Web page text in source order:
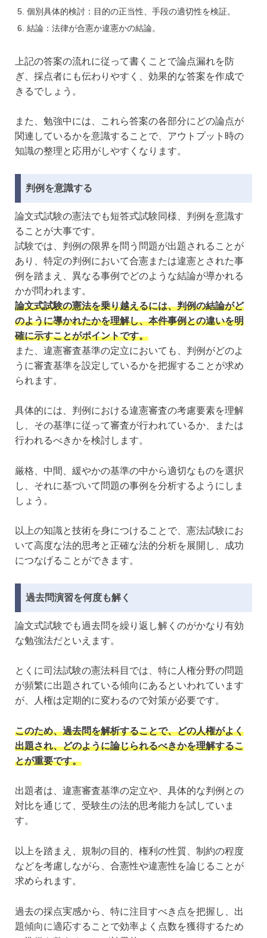
個別具体的検討：目的の正当性、手段の適切性を検証。
結論：法律が合憲か違憲かの結論。
上記の答案の流れに従って書くことで論点漏れを防
ぎ、採点者にも伝わりやすく、効果的な答案を作成で
きるでしょう。
また、勉強中には、これら答案の各部分にどの論点が
関連しているかを意識することで、アウトプット時の
知識の整理と応用がしやすくなります。
判例を意識する
論文式試験の憲法でも短答式試験同様、判例を意識す
ることが大事です。
試験では、判例の限界を問う問題が出題されることが
あり、特定の判例において合憲または違憲とされた事
例を踏まえ、異なる事例でどのような結論が導かれる
かが問われます。
論文式試験の憲法を乗り越えるには、判例の結論がど
のように導かれたかを理解し、本件事例との違いを明
確に示すことがポイントです。
また、違憲審査基準の定立においても、判例がどのよ
うに審査基準を設定しているかを把握することが求め
られます。
具体的には、判例における違憲審査の考慮要素を理解
し、その基準に従って審査が行われているか、または
行われるべきかを検討します。
厳格、中間、緩やかの基準の中から適切なものを選択
し、それに基づいて問題の事例を分析するようにしま
しょう。
以上の知識と技術を身につけることで、憲法試験にお
いて高度な法的思考と正確な法的分析を展開し、成功
につなげることができます。
過去問演習を何度も解く
論文式試験でも過去問を繰り返し解くのがかなり有効
な勉強法だといえます。
とくに司法試験の憲法科目では、特に人権分野の問題
が頻繁に出題されている傾向にあるといわれています
が、人権は定期的に変わるので対策が必要です。
このため、過去問を解析することで、どの人権がよく
出題され、どのように論じられるべきかを理解するこ
とが重要です。
出題者は、違憲審査基準の定立や、具体的な判例との
対比を通じて、受験生の法的思考能力を試していま
す。
以上を踏まえ、規制の目的、権利の性質、制約の程度
などを考慮しながら、合憲性や違憲性を論じることが
求められます。
過去の採点実感から、特に注目すべき点を把握し、出
題傾向に適応することで効率よく点数を獲得するため